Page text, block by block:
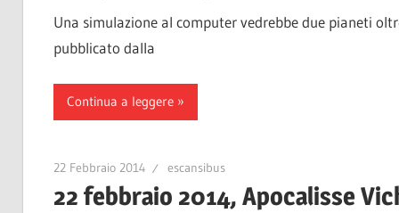
Una simulazione al computer vedrebbe due pianeti
pubblicato dalla
Continua a leggere
22 Febbraio 2014 escansibus
22 febbraio 2014, Apocalisse